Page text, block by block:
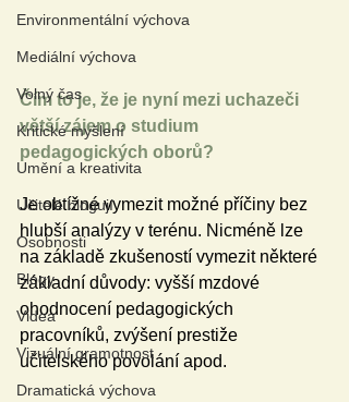
Environmentální výchova
Mediální výchova
Volný čas
Kritické myšlení
Umění a kreativita
Učitelé blogují
Osobnosti
Blogy
Videa
Vizuální gramotnost
Dramatická výchova
Čím to je, že je nyní mezi uchazeči
větší zájem o studium
pedagogických oborů?
Je obtížné vymezit možné příčiny bez
hlubší analýzy v terénu. Nicméně lze
na základě zkušeností vymezit některé
základní důvody: vyšší mzdové
ohodnocení pedagogických
pracovníků, zvýšení prestiže
učitelského povolání apod.